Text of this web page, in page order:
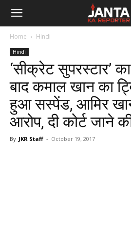
Janta
Reporter
Home Hindi
Hindi
‘सीक्रेट सुपरस्टार’
बाद कमाल खान का
हुआ सस्पेंड, आमिर
आरोप, दी कोर्ट जाने
By JKR Staff - October 19, 2017